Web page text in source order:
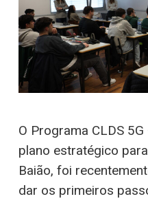
O Programa CLDS
plano estratégico
Baião, foi
dar os primeiros